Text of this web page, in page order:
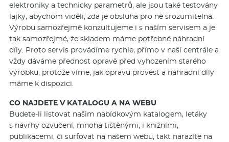
elektroniky a technicky parametrů, ale jsou také testovány
lajky, abychom viděli, zda je obsluha pro ně srozumitelná.
Výrobu samozřejmě konzultujeme i s naším servisem a je
tak samozřejmé, že skladem máme potřebné náhradní
díly. Proto servis provádíme rychle, přímo v naší centrále a
vždy dáváme přednost opravě před vyhozením starého
výrobku, protože víme, jak opravu provést a náhradní díly
máme k dispozici.
CO NAJDETE V KATALOGU A NA WEBU
Budete-li listovat našim nabídkovým katalogem, letáky
s návrhy ozvučení, mnoha tištěnými, i knižními,
publikacemi, či surfovat na našem webu, takt narazíte na